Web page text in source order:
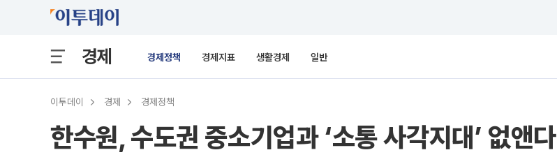
경제 경제정책 경제지표 생활경제 일반
이투데이 경제 경제정책
한수원, 수도권 중소기업과 ‘소통 사각지대’ 없앤다